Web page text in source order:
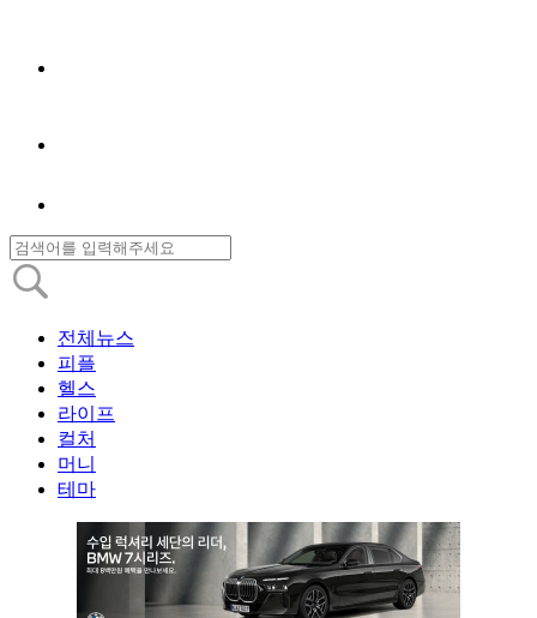
전체뉴스
피플
헬스
라이프
컬처
머니
테마